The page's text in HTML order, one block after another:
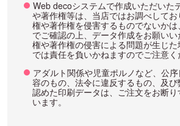
Web decoシステムで作成いただいた
や著作権等は、当店ではお調べして
権や著作権を侵害するものでないか
でご確認の上、データ作成をお願い
権や著作権の侵害による問題が生じ
では責任を負いかねますのでご注意く
アダルト関係や児童ポルノなど、公
容のもの、法令に違反するもの、及び
認めた印刷データは、ご注文をお断
います。